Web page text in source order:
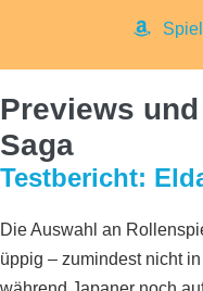
Previews
Saga
Testbericht:
Die Auswahl an
üppig – zumindest nicht